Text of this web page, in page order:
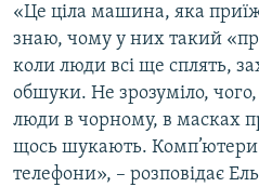
«Це ціла машина, яка
знаю, чому у них такий
коли люди всі ще сплять,
обшуки. Не зрозуміло, чого,
люди в чорному, в масках
щось шукають. Комп’ютери
телефони», – розповідає